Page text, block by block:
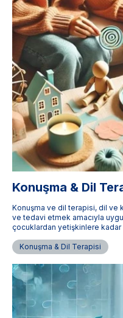
Konuşma & Dil
Konuşma ve dil terapisi, dil ve
ve tedavi etmek amacıyla
çocuklardan yetişkinlere kadar
Terapistimburada.com,
ve dil terapistlerine ulaşmanızı
Konuşma & Dil Terapisi